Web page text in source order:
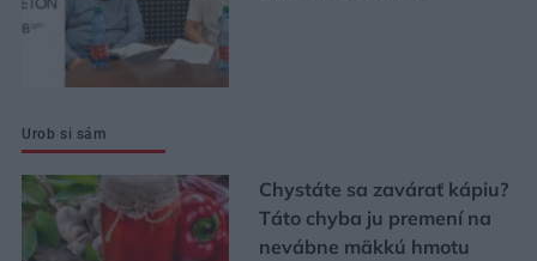
Urob si sám
Chystáte sa zavárať kápiu?
Táto chyba ju premení na
nevábne mäkkú hmotu